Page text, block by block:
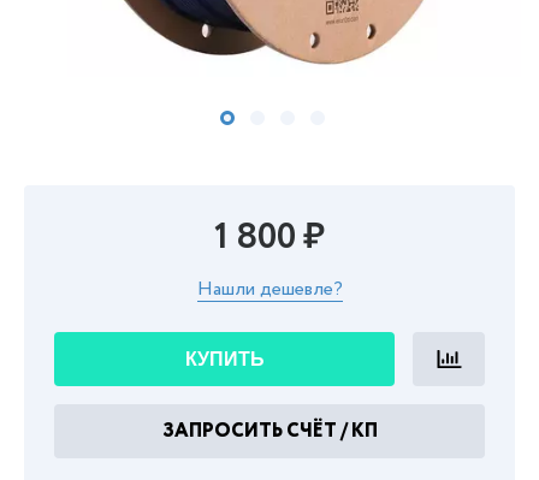
1 800 ₽
Нашли дешевле?
КУПИТЬ
ЗАПРОСИТЬ СЧЁТ / КП